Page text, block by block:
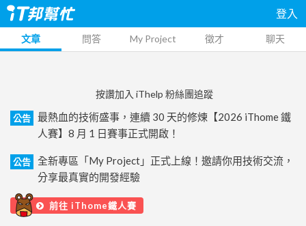
登入
文章 問答 My Project 徵才 聊天
按讚加入 iThelp 粉絲團追蹤
公告
最熱血的技術盛事，連續 30 天的修煉【2026 iThome 鐵
人賽】8 月 1 日賽事正式開啟！
公告
全新專區「My Project」正式上線！邀請你用技術交流，
分享最真實的開發經驗
前往 iThome鐵人賽